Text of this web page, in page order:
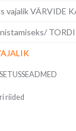
vajalik VÄRVIDE
riided